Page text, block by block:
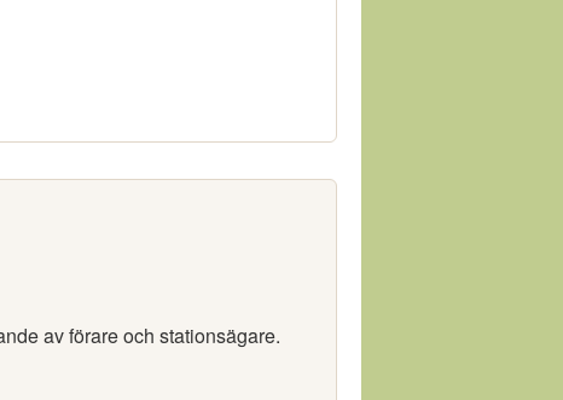
av förare och stationsägare.